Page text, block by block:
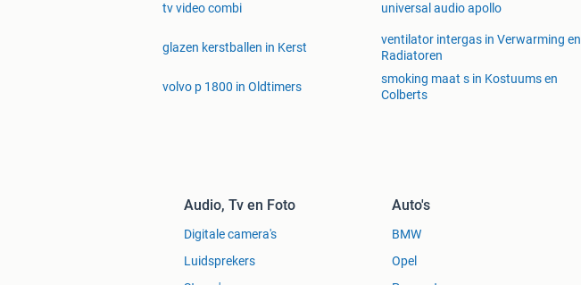
tv video combi universal audio apollo
glazen kerstballen in Kerst
ventilator intergas in Verwarming en
Radiatoren
volvo p 1800 in Oldtimers
smoking maat s in Kostuums en
Colberts
Audio, Tv en Foto
Digitale camera's
Luidsprekers
Auto's
BMW
Opel